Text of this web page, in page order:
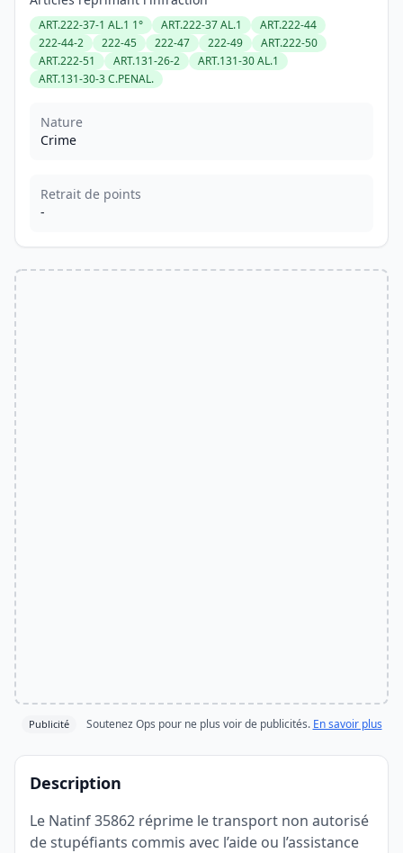
ART.222-37-1 AL.1 1° ART.222-37 AL.1
ART.222-44
222-44-2
222-45 222-47 222-49
ART.222-50
ART.222-51
ART.131-26-2
ART.131-30 AL.1
ART.131-30-3 C.PENAL.
Nature
Crime
Retrait de points
-
Publicité Soutenez Ops pour ne plus voir de publicités. En savoir plus
Description
Le Natinf 35862 réprime le transport non autorisé
de stupéfiants commis avec l’aide ou l’assistance